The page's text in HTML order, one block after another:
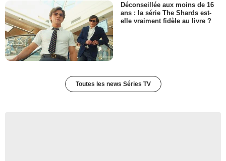
Déconseillée aux moins de 16
ans : la série The Shards est-
elle vraiment fidèle au livre ?
Toutes les news Séries TV